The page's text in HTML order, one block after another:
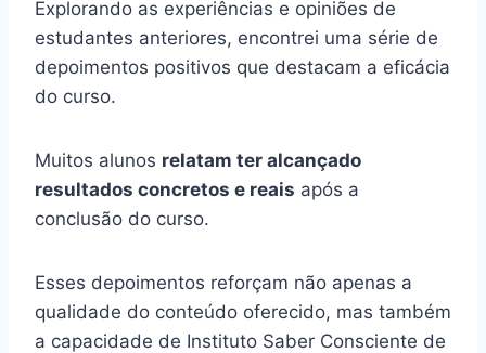
Explorando as experiências e opiniões de
estudantes anteriores, encontrei uma série de
depoimentos positivos que destacam a eficácia
do curso.
Muitos alunos relatam ter alcançado
resultados concretos e reais após a
conclusão do curso.
Esses depoimentos reforçam não apenas a
qualidade do conteúdo oferecido, mas também
a capacidade de Instituto Saber Consciente de